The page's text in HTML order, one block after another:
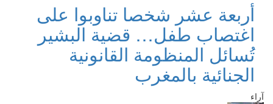
أربعة عشر شخصا تناوبوا على
اغتصاب طفل… قضية البشير
تُسائل المنظومة القانونية
الجنائية بالمغرب
آراء